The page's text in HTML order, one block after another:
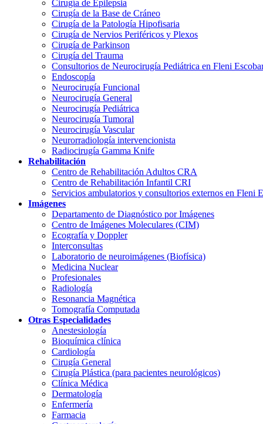
Cirugía de Epilepsia
Cirugía de la Base de Cráneo
Cirugía de la Patología Hipofisaria
Cirugía de Nervios Periféricos y Plexos
Cirugía de Parkinson
Cirugía del Trauma
Consultorios de Neurocirugía Pediátrica en Fleni
Endoscopía
Neurocirugía Funcional
Neurocirugía General
Neurocirugía Pediátrica
Neurocirugía Tumoral
Neurocirugía Vascular
Neurorradiología intervencionista
Radiocirugía Gamma Knife
Rehabilitación
Centro de Rehabilitación Adultos CRA
Centro de Rehabilitación Infantil CRI
Servicios ambulatorios y consultorios externos en Fleni
Imágenes
Departamento de Diagnóstico por Imágenes
Centro de Imágenes Moleculares (CIM)
Ecografía y Doppler
Interconsultas
Laboratorio de neuroimágenes (Biofísica)
Medicina Nuclear
Profesionales
Radiología
Resonancia Magnética
Tomografía Computada
Otras Especialidades
Anestesiología
Bioquímica clínica
Cardiología
Cirugía General
Cirugía Plástica (para pacientes neurológicos)
Clínica Médica
Dermatología
Enfermería
Farmacia